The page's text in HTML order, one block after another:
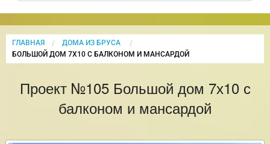
ГЛАВНАЯ
ДОМА ИЗ БРУСА
CURRENT:
БОЛЬШОЙ ДОМ 7Х10 С БАЛКОНОМ И МАНСАРДОЙ
Проект №105 Большой дом 7х10 с
балконом и мансардой